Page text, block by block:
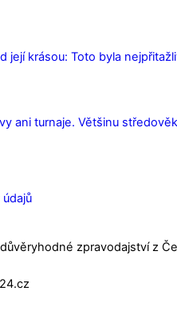
její krásou: Toto byla
ani turnaje. Většinu
zpravodajství z